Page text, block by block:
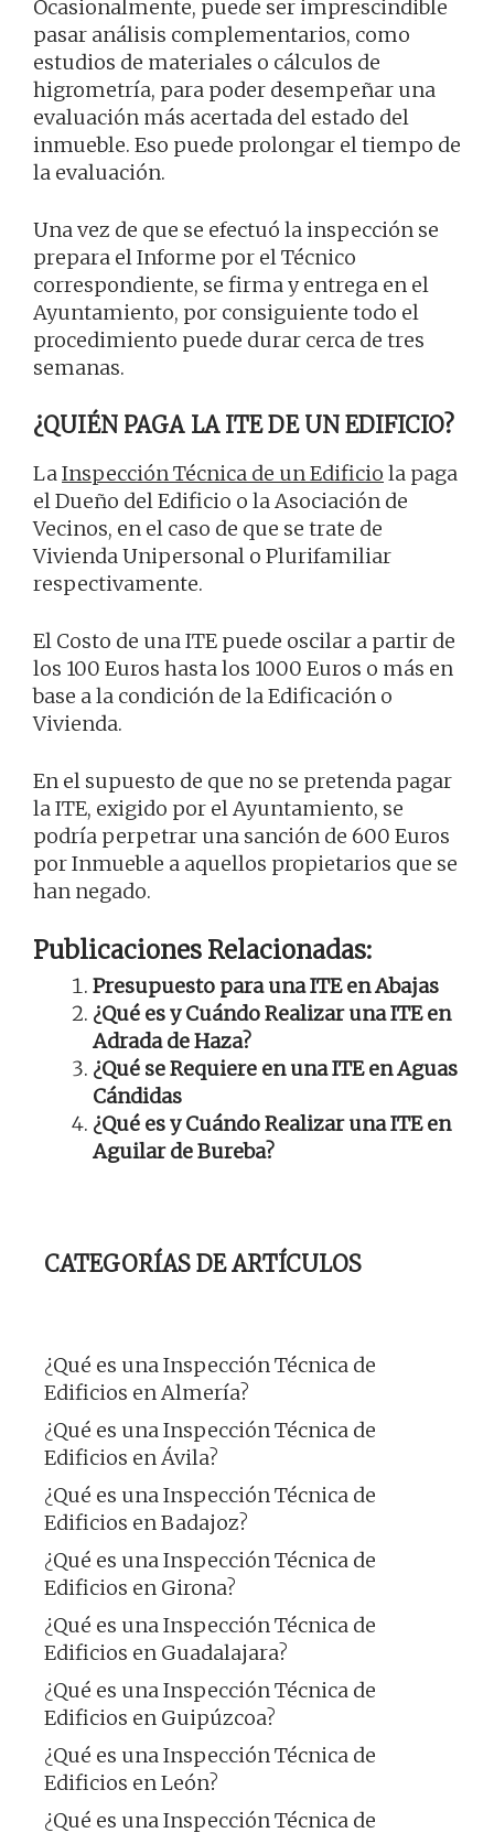
Ocasionalmente, puede ser imprescindible
pasar análisis complementarios, como
estudios de materiales o cálculos de
higrometría, para poder desempeñar una
evaluación más acertada del estado del
inmueble. Eso puede prolongar el tiempo de
la evaluación.
Una vez de que se efectuó la inspección se
prepara el Informe por el Técnico
correspondiente, se firma y entrega en el
Ayuntamiento, por consiguiente todo el
procedimiento puede durar cerca de tres
semanas.
¿QUIÉN PAGA LA ITE DE UN EDIFICIO?
LaInspección Técnica de un Edificio la paga
el Dueño del Edificio o la Asociación de
Vecinos, en el caso de que se trate de
Vivienda Unipersonal o Plurifamiliar
respectivamente.
El Costo de una ITE puede oscilar a partir de
los 100 Euros hasta los 1000 Euros o más en
base a la condición de la Edificación o
Vivienda.
En el supuesto de que no se pretenda pagar
la ITE, exigido por el Ayuntamiento, se
podría perpetrar una sanción de 600 Euros
por Inmueble a aquellos propietarios que se
han negado.
Publicaciones Relacionadas:
Presupuesto para una ITE en Abajas
¿Qué es y Cuándo Realizar una ITE en
Adrada de Haza?
¿Qué se Requiere en una ITE en Aguas
Cándidas
¿Qué es y Cuándo Realizar una ITE en
Aguilar de Bureba?
CATEGORÍAS DE ARTÍCULOS
¿Qué es una Inspección Técnica de
Edificios en Almería?
¿Qué es una Inspección Técnica de
Edificios en Ávila?
¿Qué es una Inspección Técnica de
Edificios en Badajoz?
¿Qué es una Inspección Técnica de
Edificios en Girona?
¿Qué es una Inspección Técnica de
Edificios en Guadalajara?
¿Qué es una Inspección Técnica de
Edificios en Guipúzcoa?
¿Qué es una Inspección Técnica de
Edificios en León?
¿Qué es una Inspección Técnica de